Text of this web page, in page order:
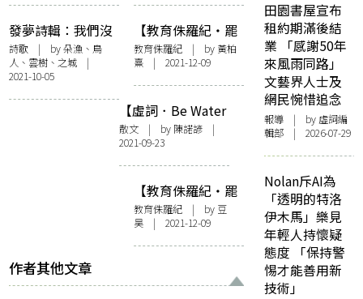
發夢詩輯：我們沒
有最後的避難所
詩歌 | by 朵漁、鳥
人、雲樹、之城 |
2021-10-05
【教育侏羅紀・罷
課】持菲林相機的
罷課中六生：香港
的未來，比DSE成
績更重要
教育侏羅紀| by 黃柏
熹| 2021-12-09
【虛詞．Be Water
My Friend】水
散文 | by 陳諾諺 |
2021-09-23
【教育侏羅紀・罷
課】學生與學校，
看得見的距離
教育侏羅紀| by 豆
昊 | 2021-12-09
作者其他文章
田園書屋宣布
租約期滿後結
業 「感謝50年
來風雨同路」
文藝界人士及
網民惋惜追念
報導 | by 虛詞編
輯部 | 2026-07-29
Nolan斥AI為
「透明的特洛
伊木馬」樂見
年輕人持懷疑
態度 「保持警
惕才能善用新
技術」